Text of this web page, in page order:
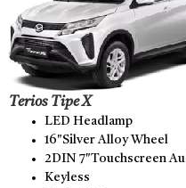
Terios Tipe X
LED Headlamp
16″Silver Alloy Wheel
2DIN 7″Touchscreen
Keyless